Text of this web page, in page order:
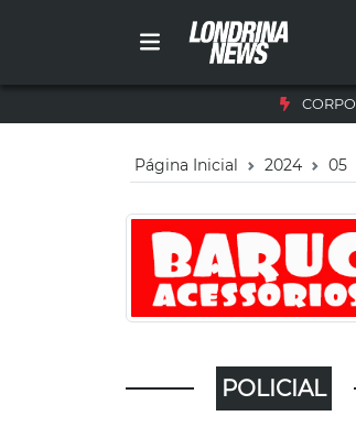
Página Inicial 2024 05
POLICIAL